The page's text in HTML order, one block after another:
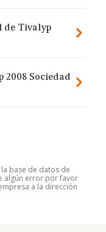
de Tivalyp
2008 Sociedad
base de datos de
algún error por favor
a la dirección